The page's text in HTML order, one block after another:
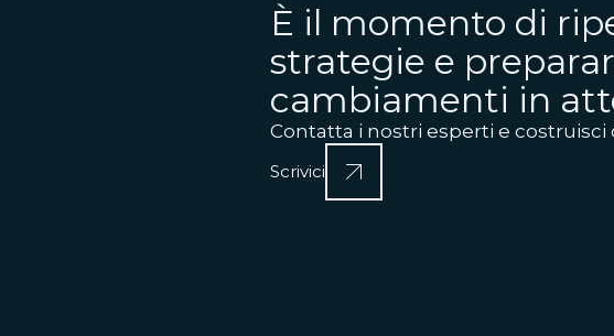
È il momento di
strategie e
cambiamenti in
Contatta i nostri esperti e
Scrivici